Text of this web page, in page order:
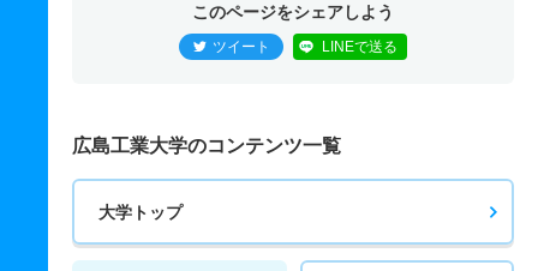
このページをシェアしよう
ツイート LINEで送る
広島工業大学のコンテンツ一覧
大学トップ